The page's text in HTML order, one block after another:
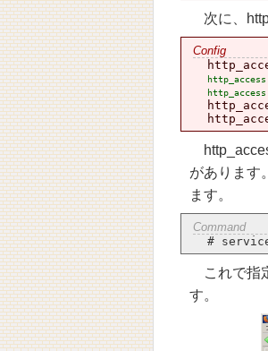
次に、
があります
ます。
これで指
す。